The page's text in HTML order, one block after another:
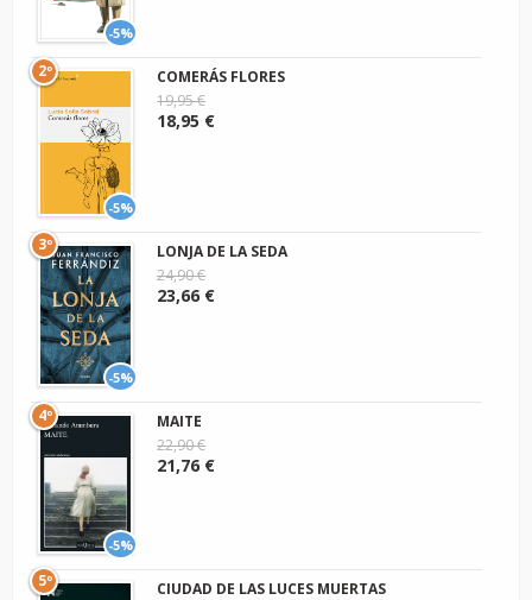
-5%
-5%
2º
COMERÁS FLORES
19,95 €
18,95 €
-5%
3º
LONJA DE LA SEDA
24,90 €
23,66 €
-5%
4º
MAITE
22,90 €
21,76 €
5º
CIUDAD DE LAS LUCES MUERTAS